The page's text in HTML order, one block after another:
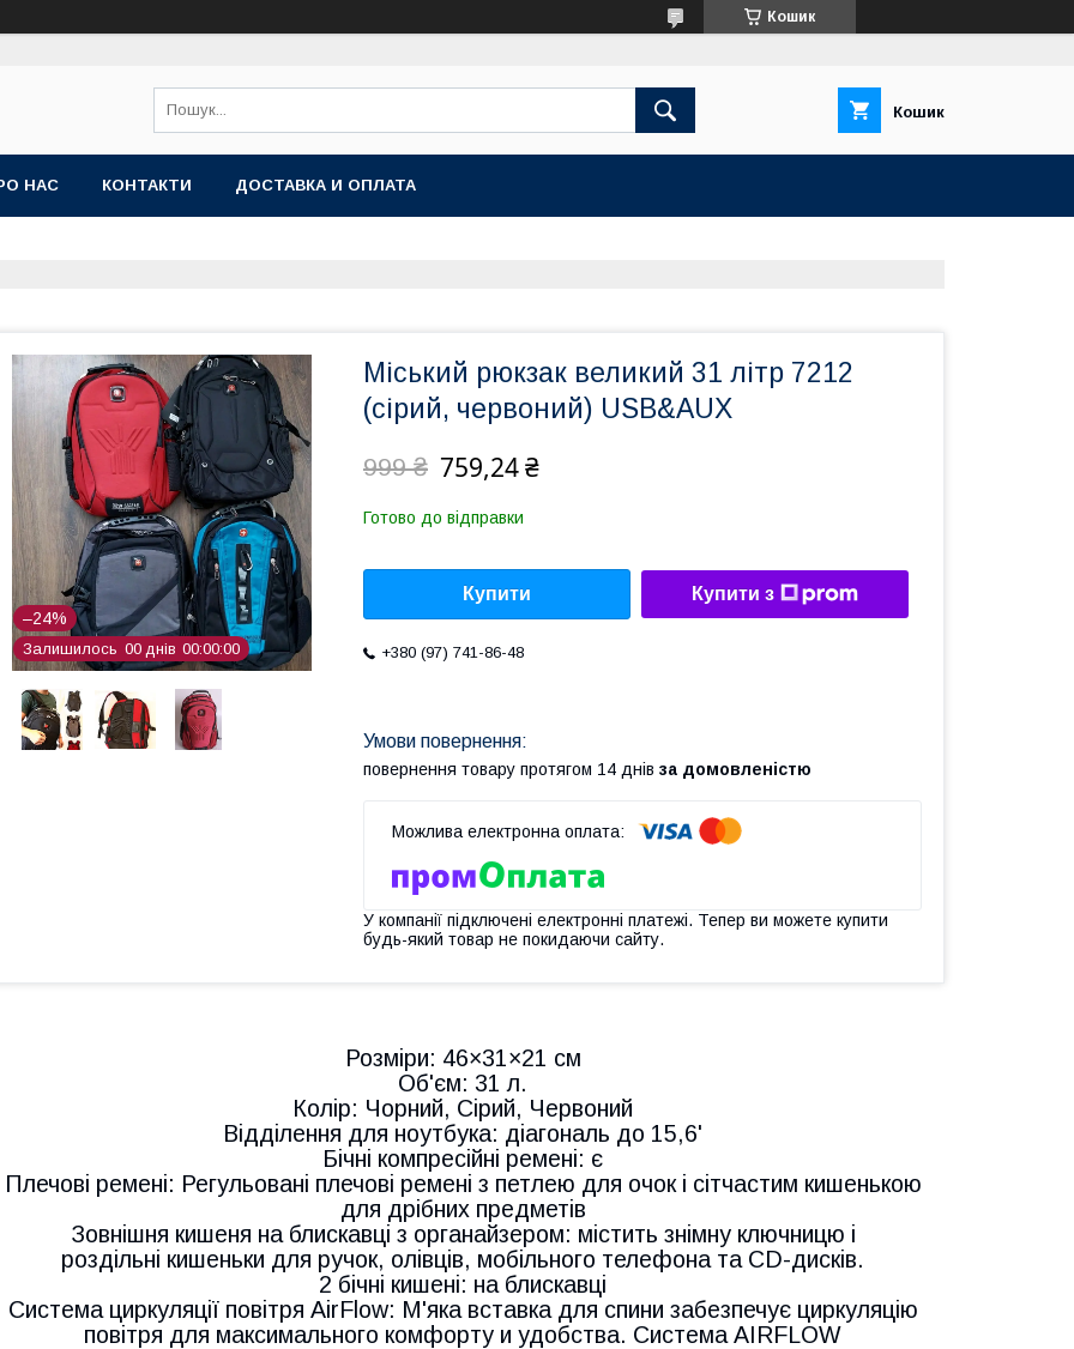
Кошик
Кошик
НАС КОНТАКТИ ДОСТАВКА И ОПЛАТА
–24%
Залишилось 00 днів 00 00 00
Міський рюкзак великий 31 літр 7212
(сірий, червоний) USB&AUX
999 ₴ 759,24 ₴
Готово до відправки
Купити Купити з
+380 (97) 741-86-48
повернення товару протягом 14 днів за домовленістю
У компанії підключені електронні платежі. Тепер ви можете купити
будь-який товар не покидаючи сайту.
Розміри: 46×31×21 см
Об'єм: 31 л.
Колір: Чорний, Сірий, Червоний
Відділення для ноутбука: діагональ до 15,6'
Бічні компресійні ремені: є
Плечові ремені: Регульовані плечові ремені з петлею для очок і сітчастим кишенькою
для дрібних предметів
Зовнішня кишеня на блискавці з органайзером: містить знімну ключницю і
роздільні кишеньки для ручок, олівців, мобільного телефона та CD-дисків.
2 бічні кишені: на блискавці
Система циркуляції повітря AirFlow: М'яка вставка для спини забезпечує циркуляцію
повітря для максимального комфорту и удобства. Система AIRFLOW